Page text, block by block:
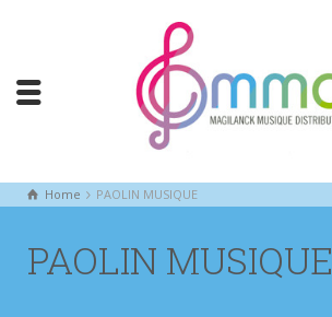
Home PAOLIN MUSIQUE
PAOLIN MUSIQUE